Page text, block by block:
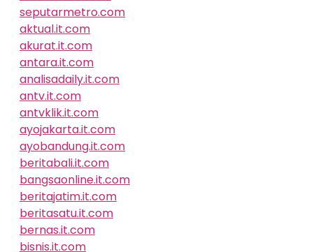
seputarmetro.com
aktual.it.com
akurat.it.com
antara.it.com
analisadaily.it.com
antv.it.com
antvklik.it.com
ayojakarta.it.com
ayobandung.it.com
beritabali.it.com
bangsaonline.it.com
beritajatim.it.com
beritasatu.it.com
bernas.it.com
bisnis.it.com